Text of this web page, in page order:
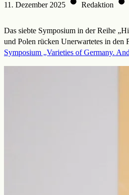
11. Dezember 2025 Redaktion
Das siebte Symposium in der Reihe
und Polen rücken Unerwartetes in den
Symposium „Varieties of Germany.